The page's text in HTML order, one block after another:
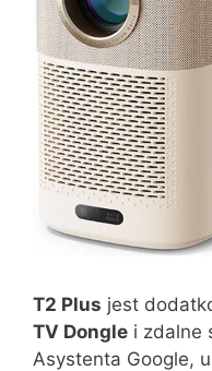
T2 Plus jest
TV Dongle i zdalne
Asystenta Google,